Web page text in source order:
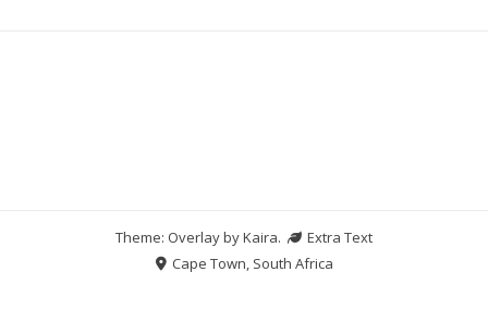
Theme: Overlay byKaira.
Extra Text
Cape Town, South Africa